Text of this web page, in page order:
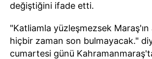
değiştiğini ifade etti.
"Katliamla yüzleşmezsek Maraş'ın
hiçbir zaman son bulmayacak."
cumartesi günü